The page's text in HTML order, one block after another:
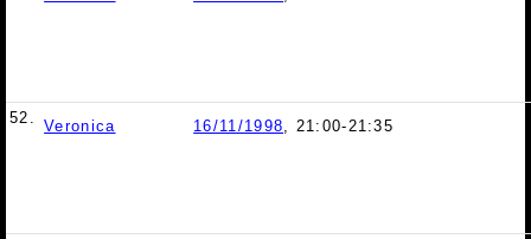
52. Veronica 16/11/1998, 21:00-21:35